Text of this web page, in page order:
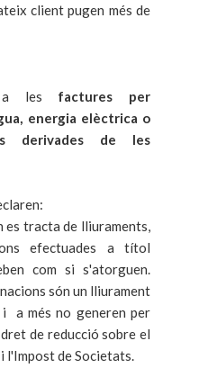
client pugen més de
a les factures per
energia elèctrica o
derivades de les
tracta de lliuraments,
efectuades a títol
com si s'atorguen.
són un lliurament
a més no generen per
de reducció sobre el
l'Impost de Societats.